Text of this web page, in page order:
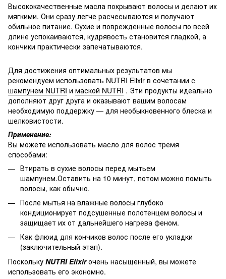
Высококачественные масла покрывают волосы и делают их
мягкими. Они сразу легче расчесываются и получают
обильное питание. Сухие и поврежденные волосы по всей
длине успокаиваются, кудрявость становится гладкой, а
кончики практически запечатываются.
Для достижения оптимальных результатов мы
рекомендуем использовать NUTRI Elixir в сочетании с
шампунем NUTRI и маской NUTRI . Эти продукты идеально
дополняют друг друга и оказывают вашим волосам
необходимую поддержку — для необыкновенного блеска и
шелковистости.
Применение:
Вы можете использовать масло для волос тремя
способами:
Втирать в сухие волосы перед мытьем
шампунем.Оставить на 10 минут, потом можно помыть
волосы, как обычно.
После мытья на влажные волосы глубоко
кондиционирует подсушенные полотенцем волосы и
защищает их от дальнейшего нагрева феном.
Как флюид для кончиков волос после его укладки
(заключительный этап).
Поскольку NUTRI Elixirочень насыщенный, вы можете
использовать его экономно.